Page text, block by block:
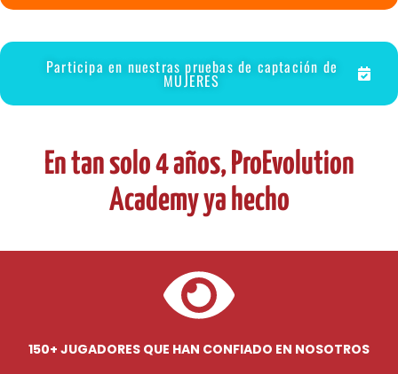
Participa en nuestras pruebas de captación de
MUJERES
En tan solo 4 años, ProEvolution
Academy ya hecho
150+ JUGADORES QUE HAN CONFIADO EN NOSOTROS